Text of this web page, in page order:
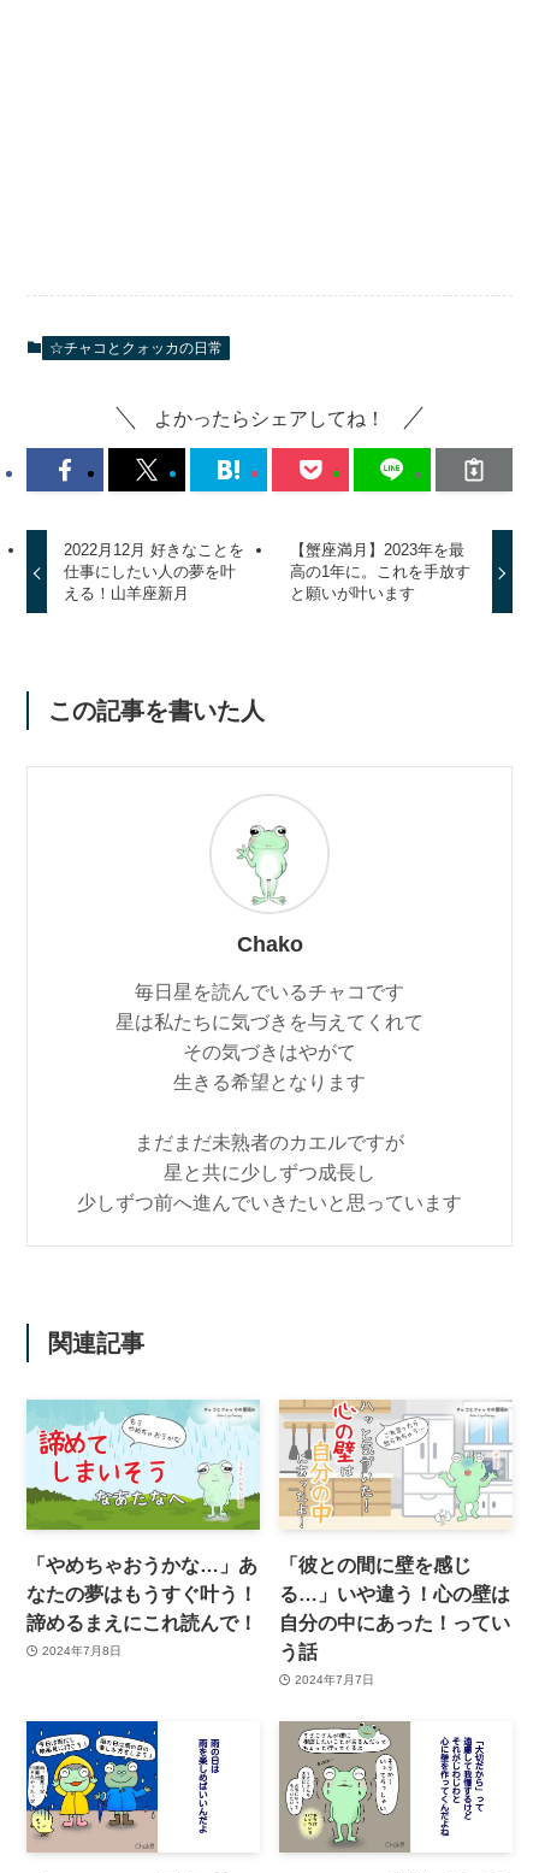
☆チャコとクォッカの日常
よかったらシェアしてね！
2022月12月 好きなことを
仕事にしたい人の夢を叶
える！山羊座新月
【蟹座満月】2023年を最
高の1年に。これを手放す
と願いが叶います
この記事を書いた人
Chako
毎日星を読んでいるチャコです
星は私たちに気づきを与えてくれて
その気づきはやがて
生きる希望となります
まだまだ未熟者のカエルですが
星と共に少しずつ成長し
少しずつ前へ進んでいきたいと思っています
関連記事
「やめちゃおうかな…」あ
なたの夢はもうすぐ叶う！
諦めるまえにこれ読んで！
2024年7月8日
「彼との間に壁を感じ
る…」いや違う！心の壁は
自分の中にあった！ってい
う話
2024年7月7日